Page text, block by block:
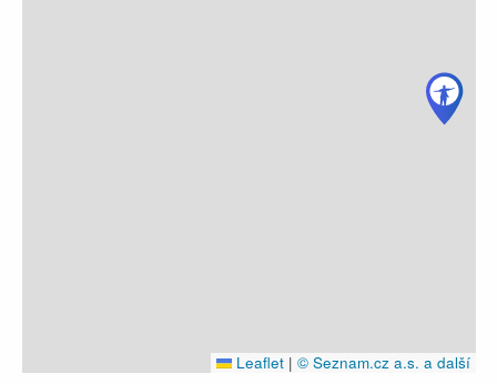
Leaflet | © Seznam.cz a.s. a další